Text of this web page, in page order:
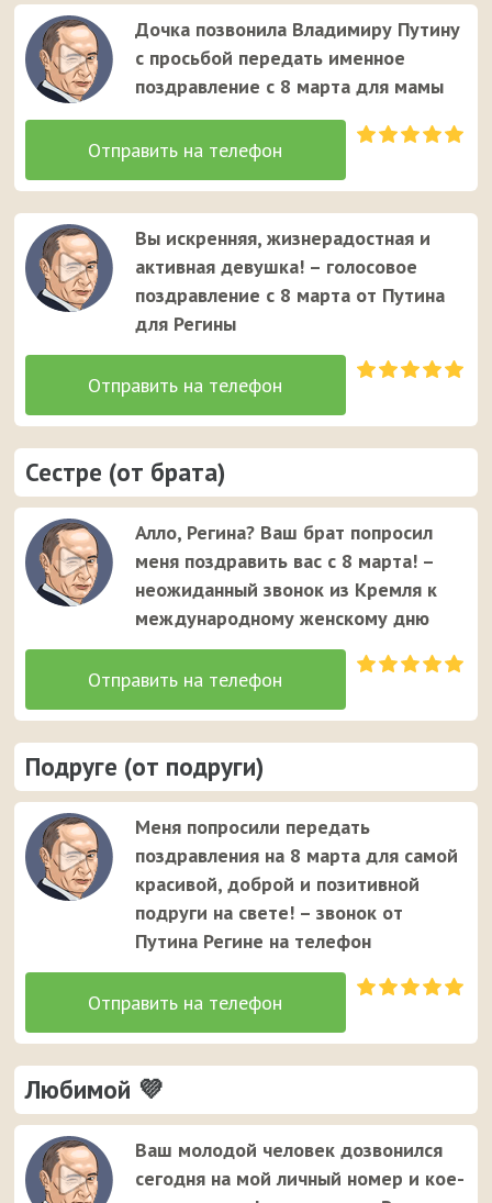
Дочка позвонила Владимиру Путину
с просьбой передать именное
поздравление с 8 марта для мамы
Вы искренняя, жизнерадостная и
активная девушка! – голосовое
поздравление с 8 марта от Путина
для Регины
Сестре (от брата)
Алло, Регина? Ваш брат попросил
меня поздравить вас с 8 марта! –
неожиданный звонок из Кремля к
международному женскому дню
Подруге (от подруги)
Меня попросили передать
поздравления на 8 марта для самой
красивой, доброй и позитивной
подруги на свете! – звонок от
Путина Регине на телефон
Любимой 💜
Ваш молодой человек дозвонился
сегодня на мой личный номер и кое-